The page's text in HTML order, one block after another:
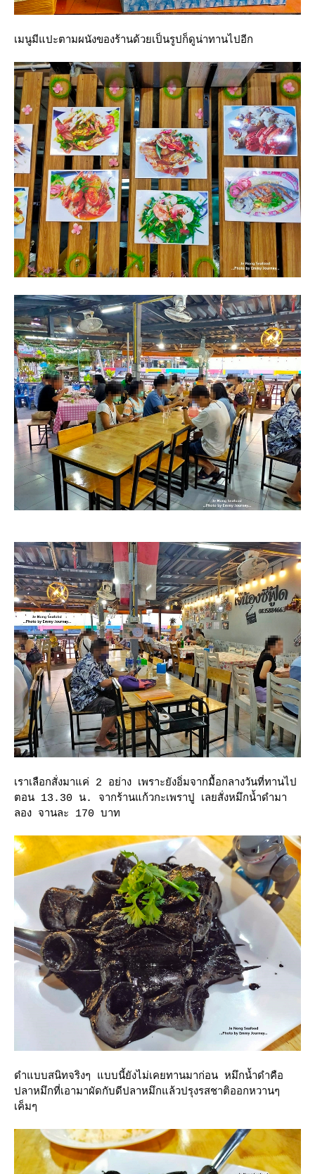
เมนูมีแปะตามผนังของร้านด้วยเป็นรูปก็ดูน่าทานไปอีก
เราเลือกสั่งมาแค่ 2 อย่าง เพราะยังอิ่มจากมื้อกลางวันที่ทานไป
ตอน 13.30 น. จากร้านแก้วกะเพราปู เลยสั่งหมึกน้ำดำมา
ลอง จานละ 170 บาท
ดำแบบสนิทจริงๆ แบบนี้ยังไม่เคยทานมาก่อน หมึกน้ำดำคือ
ปลาหมึกที่เอามาผัดกับดีปลาหมึกแล้วปรุงรสชาติออกหวานๆ
เค็มๆ